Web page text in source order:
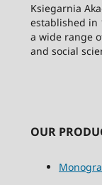
Ksiegarnia
established in
a wide range
and social
OUR